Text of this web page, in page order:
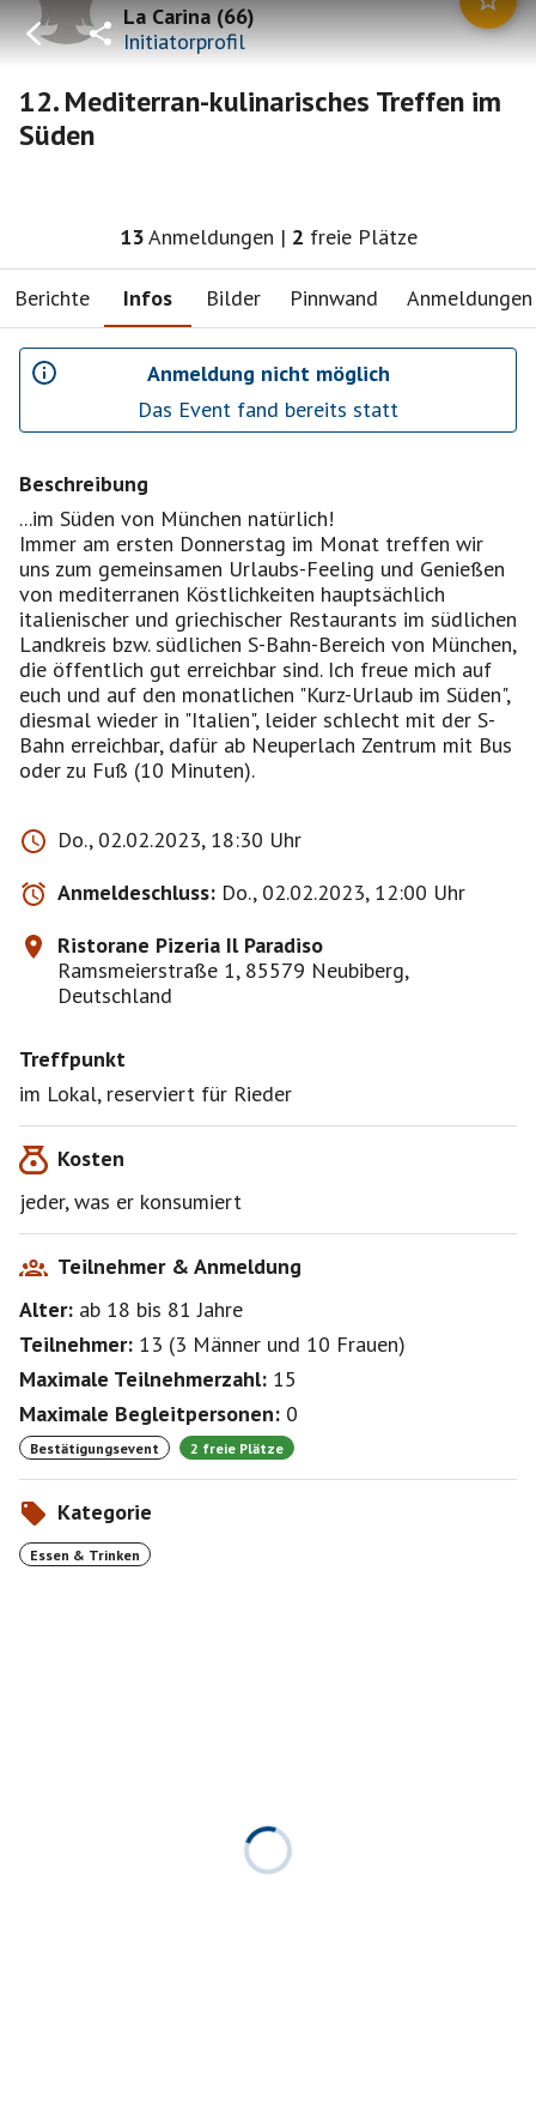
La Carina(66)
Initiatorprofil
12. Mediterran-kulinarisches Treffen im
Süden
13Anmeldungen | 2 freie Plätze
Berichte Infos Bilder Pinnwand Anmeldungen
Anmeldung nicht möglich
Das Event fand bereits statt
Beschreibung
...im Süden von München natürlich!
Immer am ersten Donnerstag im Monat treffen wir
uns zum gemeinsamen Urlaubs-Feeling und Genießen
von mediterranen Köstlichkeiten hauptsächlich
italienischer und griechischer Restaurants im südlichen
Landkreis bzw. südlichen S-Bahn-Bereich von München,
die öffentlich gut erreichbar sind. Ich freue mich auf
euch und auf den monatlichen "Kurz-Urlaub im Süden",
diesmal wieder in "Italien", leider schlecht mit der S-
Bahn erreichbar, dafür ab Neuperlach Zentrum mit Bus
oder zu Fuß (10 Minuten).
Do., 02.02.2023, 18:30 Uhr
Anmeldeschluss: Do., 02.02.2023, 12:00 Uhr
Ristorane Pizeria Il Paradiso
Ramsmeierstraße 1, 85579 Neubiberg,
Deutschland
Treffpunkt
im Lokal, reserviert für Rieder
Kosten
jeder, was er konsumiert
Teilnehmer & Anmeldung
Alter: ab 18 bis 81Jahre
Teilnehmer: 13 (3 Männer und 10 Frauen)
Maximale Teilnehmerzahl: 15
Maximale Begleitpersonen: 0
Bestätigungsevent 2 freie Plätze
Kategorie
Essen & Trinken